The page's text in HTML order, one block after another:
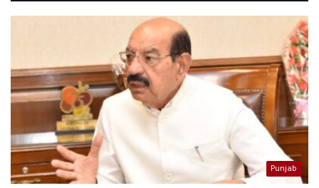
Punjab